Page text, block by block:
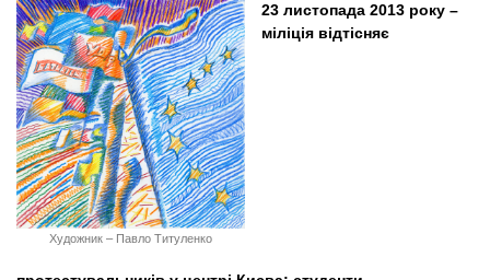
Художник – Павло Титуленко
23 листопада 2013 року –
міліція відтісняє